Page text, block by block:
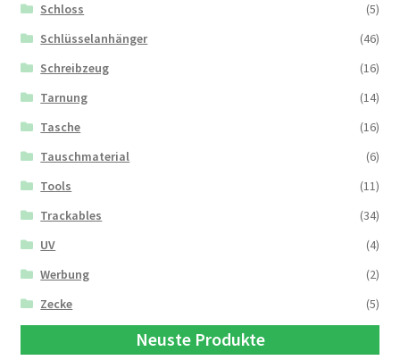
Schloss
(5)
Schlüsselanhänger
(46)
Schreibzeug
(16)
Tarnung
(14)
Tasche
(16)
Tauschmaterial
(6)
Tools
(11)
Trackables
(34)
UV
(4)
Werbung
(2)
Zecke
(5)
Neuste Produkte